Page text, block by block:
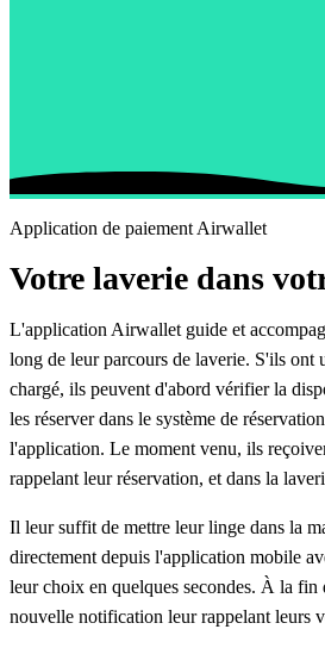
Application de paiement Airwallet
Votre laverie dans
L'application Airwallet guide et
long de leur parcours de laverie. S'ils ont
chargé, ils peuvent d'abord vérifier la
les réserver dans le système de
l'application. Le moment venu, ils
rappelant leur réservation, et dans la
Il leur suffit de mettre leur linge dans la
directement depuis l'application mobile
leur choix en quelques secondes. À la
nouvelle notification leur rappelant leurs